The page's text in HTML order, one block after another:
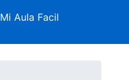
Mi Aula Facil